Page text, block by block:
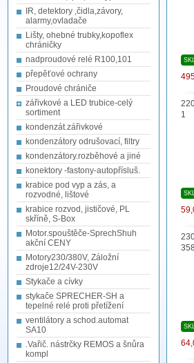
IR, detektory ,čidla,závory,
alarmy,ovladače
Lišty, ohebné trubky,kopoflex
chráničky
nadproudové relé R100,101
přepěťové ochrany
Proudové chrániče
zářivkové a LED trubice-celý
sortiment
kondenzát.zářivkové
kondenzátory odrušovací, filtry
kondenzátory.rozběhové a jiné
konektory -fastony-autopřísluš.
krabice pod vyp a zás, a
rozvodné, lištové
krabice rozvod, jističové, PL
skříně, S-Box
Motor.spouštěče-SprechShuh
akční CENY
Motory230/380V, Záložní
zdroje12/24V-230V
Stykače a cívky
stykače SPRECHER-SH a
tepelné relé proti přetížení
ventilátory a schod.automat
SA10
.Vařič. nástrčky REMOS a šnůra
kompl
1